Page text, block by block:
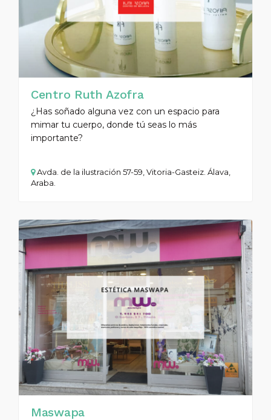
Centro Ruth Azofra
¿Has soñado alguna vez con un espacio para
mimar tu cuerpo, donde tú seas lo más
importante?
Avda. de la ilustración 57-59, Vitoria-Gasteiz. Álava,
Araba.
Maswapa